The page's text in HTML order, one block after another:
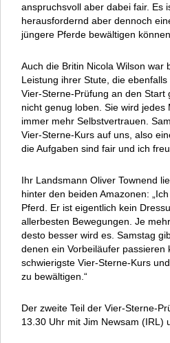
anspruchsvoll aber dabei fair. Es
herausfordernd aber dennoch
jüngere Pferde bewältigen
Auch die Britin Nicola Wilson war
Leistung ihrer Stute, die
Vier-Sterne-Prüfung an den Start
nicht genug loben. Sie wird jedes
immer mehr Selbstvertrauen.
Vier-Sterne-Kurs auf uns, also
die Aufgaben sind fair und ich
Ihr Landsmann Oliver Townend
hinter den beiden Amazonen:
Pferd. Er ist eigentlich kein
allerbesten Bewegungen. Je
desto besser wird es. Samstag
denen ein Vorbeiläufer passieren
schwierigste Vier-Sterne-Kurs
zu bewältigen.“
Der zweite Teil der Vier-Sterne-
13.30 Uhr mit Jim Newsam (IRL)